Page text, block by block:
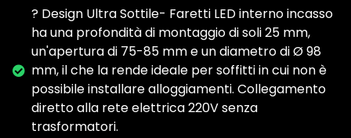
? Design Ultra Sottile- Faretti LED interno incasso
ha una profondità di montaggio di soli 25 mm,
un'apertura di 75-85 mm e un diametro di Ø 98
mm, il che la rende ideale per soffitti in cui non è
possibile installare alloggiamenti. Collegamento
diretto alla rete elettrica 220V senza
trasformatori.